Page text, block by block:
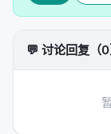
💬 讨论回复（0